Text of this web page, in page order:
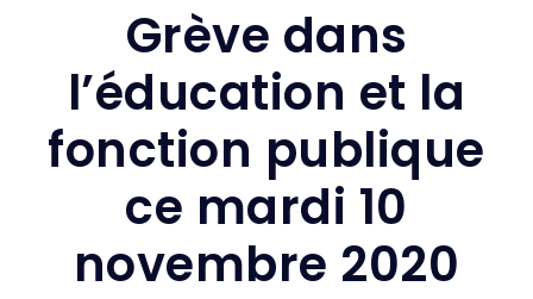
Grève dans
l’éducation et la
fonction publique
ce mardi 10
novembre 2020